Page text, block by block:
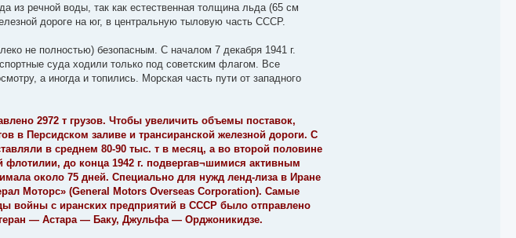
речной воды, так как естественная толщина льда (65 см
дороге на юг, в центральную тыловую часть СССР.
не полностью) безопасным. С началом 7 декабря 1941 г.
суда ходили только под советским флагом. Все
а иногда и топились. Морская часть пути от западного
2972 т грузов. Чтобы увеличить объемы поставок,
в Персидском заливе и трансиранской железной дороги. С
в среднем 80-90 тыс. т в месяц, а во второй половине
флотилии, до конца 1942 г. подвергав¬шимися активным
около 75 дней. Специально для нужд ленд-лиза в Иране
Моторс» (General Motors Overseas Corporation). Самые
войны с иранских предприятий в СССР было отправлено
— Астара — Баку, Джульфа — Орджоникидзе.